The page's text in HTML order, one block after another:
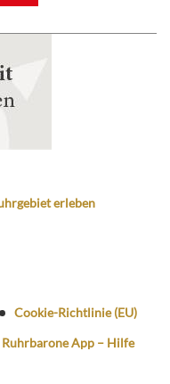
erleben
Cookie-Richtlinie (EU)
Ruhrbarone App – Hilfe